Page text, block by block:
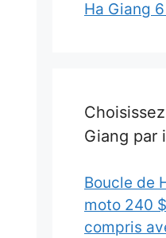
Ha Giang
Giang par
Boucle de
moto 240
compris